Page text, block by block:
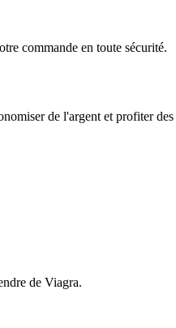
commande en toute sécurité.
de l'argent et profiter
de Viagra.